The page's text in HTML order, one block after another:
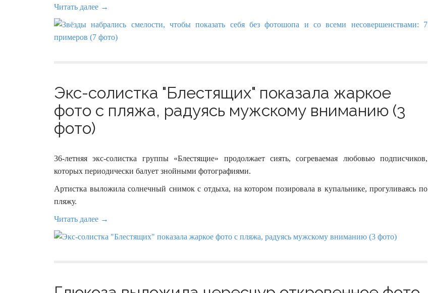
Читать далее →
Экс-солистка "Блестящих" показала жаркое
фото с пляжа, радуясь мужскому вниманию (3
фото)
36-летняя экс-солистка группы «Блестящие» продолжает сиять, согреваемая любовью подписчиков,
которых периодически балует знойными фотографиями.
Артистка выложила солнечный снимок с отдыха, на котором позировала в купальнике, прогуливаясь по
пляжу.
Читать далее →